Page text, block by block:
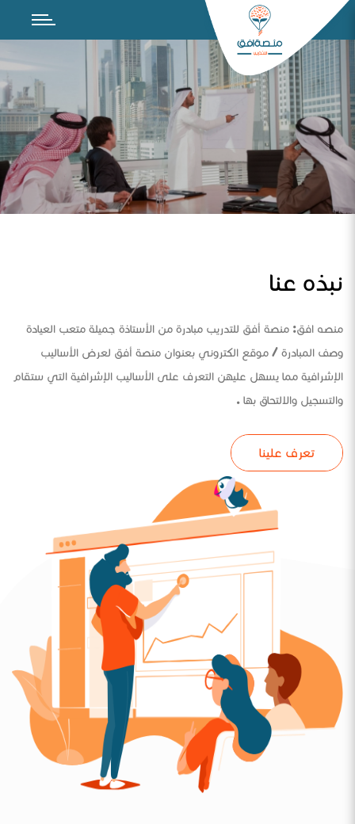
نبذه عنا
منصه افق: منصة أفق للتدريب مبادرة من الأستاذة جميلة متعب العيادة
وصف المبادرة / موقع الكتروني بعنوان منصة أفق لعرض الأساليب
الإشرافية مما يسهل عليهن التعرف على الأساليب الإشرافية التي ستقام
والتسجيل والالتحاق بها .
تعرف علينا